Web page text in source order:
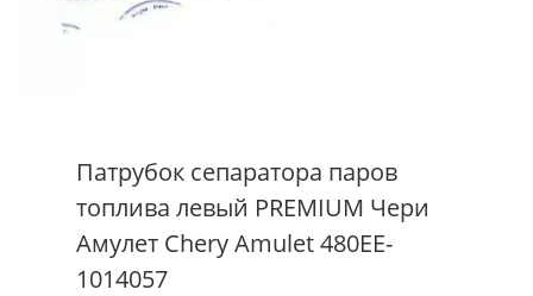
Патрубок сепаратора паров
топлива левый PREMIUM Чери
Амулет Chery Amulet 480EE-
1014057